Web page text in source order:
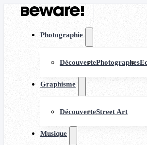
Photographie
DécouvertePhotographes
Graphisme
DécouverteStreet Art
Musique